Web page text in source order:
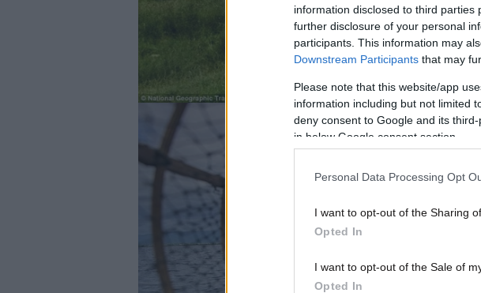
information disclosed to third
further disclosure of your personal
participants. This information may
Downstream Participants that may
Please note that this website/app
information including but not limited
deny consent to Google and its
in below Google consent section.
Personal Data Processing Opt
I want to opt-out of the Sharing
Opted In
I want to opt-out of the Sale of
Opted In